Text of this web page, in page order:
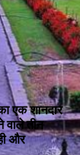
एक शानदार
वाले तीन
और